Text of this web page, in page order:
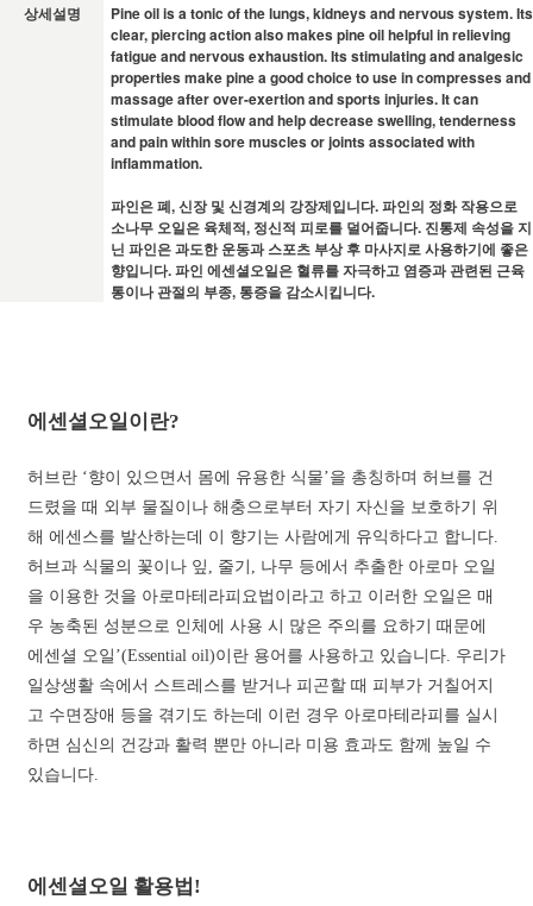
상세설명
Pine oil is a tonic of the lungs, kidneys and nervous system. Its
clear, piercing action also makes pine oil helpful in relieving
fatigue and nervous exhaustion. Its stimulating and analgesic
properties make pine a good choice to use in compresses and
massage after over-exertion and sports injuries. It can
stimulate blood flow and help decrease swelling, tenderness
and pain within sore muscles or joints associated with
inflammation.
파인은 폐, 신장 및 신경계의 강장제입니다. 파인의 정화 작용으로
소나무 오일은 육체적, 정신적 피로를 덜어줍니다. 진통제 속성을 지
닌 파인은 과도한 운동과 스포츠 부상 후 마사지로 사용하기에 좋은
향입니다. 파인 에센셜오일은 혈류를 자극하고 염증과 관련된 근육
통이나 관절의 부종, 통증을 감소시킵니다.
에센셜오일이란?
허브란 ‘향이 있으면서 몸에 유용한 식물’을 총칭하며 허브를 건
드렸을 때 외부 물질이나 해충으로부터 자기 자신을 보호하기 위
해 에센스를 발산하는데 이 향기는 사람에게 유익하다고 합니다.
허브과 식물의 꽃이나 잎, 줄기, 나무 등에서 추출한 아로마 오일
을 이용한 것을 아로마테라피요법이라고 하고 이러한 오일은 매
우 농축된 성분으로 인체에 사용 시 많은 주의를 요하기 때문에
에센셜 오일’(Essential oil)이란 용어를 사용하고 있습니다. 우리가
일상생활 속에서 스트레스를 받거나 피곤할 때 피부가 거칠어지
고 수면장애 등을 겪기도 하는데 이런 경우 아로마테라피를 실시
하면 심신의 건강과 활력 뿐만 아니라 미용 효과도 함께 높일 수
있습니다.
에센셜오일 활용법!